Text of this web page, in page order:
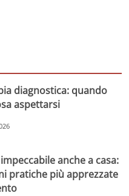
diagnostica: quando
aspettarsi
anche a casa:
pratiche più apprezzate